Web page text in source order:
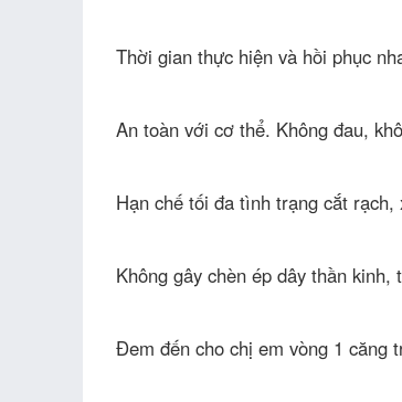
Thời gian thực hiện và hồi phục
An toàn với cơ thể. Không đau,
Hạn chế tối đa tình trạng cắt
Không gây chèn ép dây thần
Đem đến cho chị em vòng 1 căng